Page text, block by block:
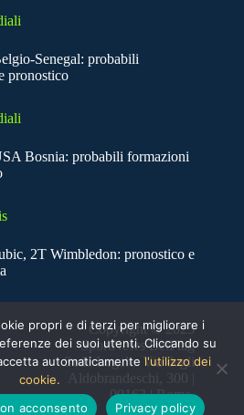
Senegal: probabili
pronostico
Bosnia: probabili formazioni
2T Wimbledon: pronostico e
Copyright © 2025
SportNews BetFlag
Sede Legale: Via degli
Aldobrandeschi, 300 |
00163 | Roma
propri e di terzi per migliorare i
dei suoi utenti. Cliccando su
automaticamente l'utilizzo dei
cookie.
acconsento Privacy policy